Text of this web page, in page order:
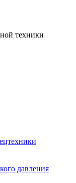
техники
давления